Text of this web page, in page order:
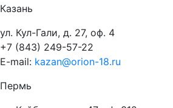
Казань
ул. Кул-Гали, д. 27, оф. 4
+7 (843) 249-57-22
E-mail: kazan@orion-18.ru
Пермь